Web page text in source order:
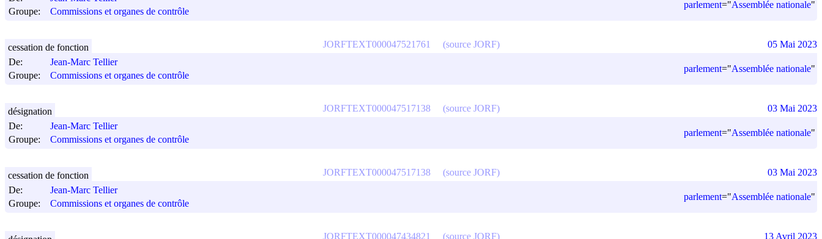
Groupe:
Commissions et organes de contrôle
parlement="Assemblée nationale"
De:
Jean-Marc Tellier
Groupe:
Commissions et organes de contrôle
parlement="Assemblée nationale"
JORFTEXT000047521761 (source JORF)
cessation de fonction 05 Mai 2023
De:
Jean-Marc Tellier
Groupe:
Commissions et organes de contrôle
parlement="Assemblée nationale"
JORFTEXT000047517138 (source JORF)
désignation 03 Mai 2023
De:
Jean-Marc Tellier
Groupe:
Commissions et organes de contrôle
parlement="Assemblée nationale"
JORFTEXT000047517138 (source JORF)
cessation de fonction 03 Mai 2023
JORFTEXT000047434821 (source JORF) 13 Avril 2023